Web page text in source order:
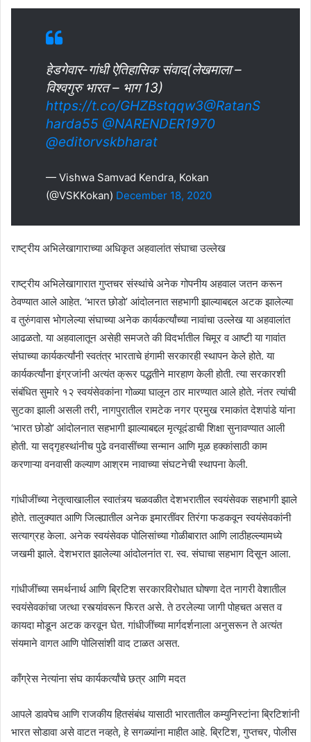
हेडगेवार-गांधी ऐतिहासिक संवाद(लेखमाला –
विश्वगुरु भारत – भाग 13)
https://t.co/GHZBstqqw3@RatanS
harda55 @NARENDER1970
@editorvskbharat
— Vishwa Samvad Kendra, Kokan
(@VSKKokan) December 18, 2020
राष्ट्रीय अभिलेखागाराच्या अधिकृत अहवालांत संघाचा उल्लेख
राष्ट्रीय अभिलेखागारात गुप्तचर संस्थांचे अनेक गोपनीय अहवाल जतन करून
ठेवण्यात आले आहेत. ‘भारत छोडो’ आंदोलनात सहभागी झाल्याबद्दल अटक झालेल्या
व तुरुंगवास भोगलेल्या संघाच्या अनेक कार्यकर्त्यांच्या नावांचा उल्लेख या अहवालांत
आढळतो. या अहवालातून असेही समजते की विदर्भातील चिमूर व आष्टी या गावांत
संघाच्या कार्यकर्त्यांनी स्वतंत्र भारताचे हंगामी सरकारही स्थापन केले होते. या
कार्यकर्त्यांना इंग्रजांनी अत्यंत क्रूर पद्धतीने मारहाण केली होती. त्या सरकारशी
संबंधित सुमारे १२ स्वयंसेवकांना गोळ्या घालून ठार मारण्यात आले होते. नंतर त्यांची
सुटका झाली असली तरी, नागपुरातील रामटेक नगर प्रमुख रमाकांत देशपांडे यांना
‘भारत छोडो’ आंदोलनात सहभागी झाल्याबद्दल मृत्यूदंडाची शिक्षा सुनावण्यात आली
होती. या सद्गृहस्थांनीच पुढे वनवासींच्या सन्मान आणि मूळ हक्कांसाठी काम
करणाऱ्या वनवासी कल्याण आश्रम नावाच्या संघटनेची स्थापना केली.
गांधीजींच्या नेतृत्वाखालील स्वातंत्र्य चळवळीत देशभरातील स्वयंसेवक सहभागी झाले
होते. तालुक्यात आणि जिल्ह्यातील अनेक इमारतींवर तिरंगा फडकवून स्वयंसेवकांनी
सत्याग्रह केला. अनेक स्वयंसेवक पोलिसांच्या गोळीबारात आणि लाठीहल्ल्यामध्ये
जखमी झाले. देशभरात झालेल्या आंदोलनांत रा. स्व. संघाचा सहभाग दिसून आला.
गांधीजींच्या समर्थनार्थ आणि ब्रिटिश सरकारविरोधात घोषणा देत नागरी वेशातील
स्वयंसेवकांचा जत्था रस्त्यांवरून फिरत असे. ते ठरलेल्या जागी पोहचत असत व
कायदा मोडून अटक करवून घेत. गांधीजींच्या मार्गदर्शनाला अनुसरून ते अत्यंत
संयमाने वागत आणि पोलिसांशी वाद टाळत असत.
काँग्रेस नेत्यांना संघ कार्यकर्त्यांचे छत्र आणि मदत
आपले डावपेच आणि राजकीय हितसंबंध यासाठी भारतातील कम्युनिस्टांना ब्रिटिशांनी
भारत सोडावा असे वाटत नव्हते, हे सगळ्यांना माहीत आहे. ब्रिटिश, गुप्तचर, पोलीस